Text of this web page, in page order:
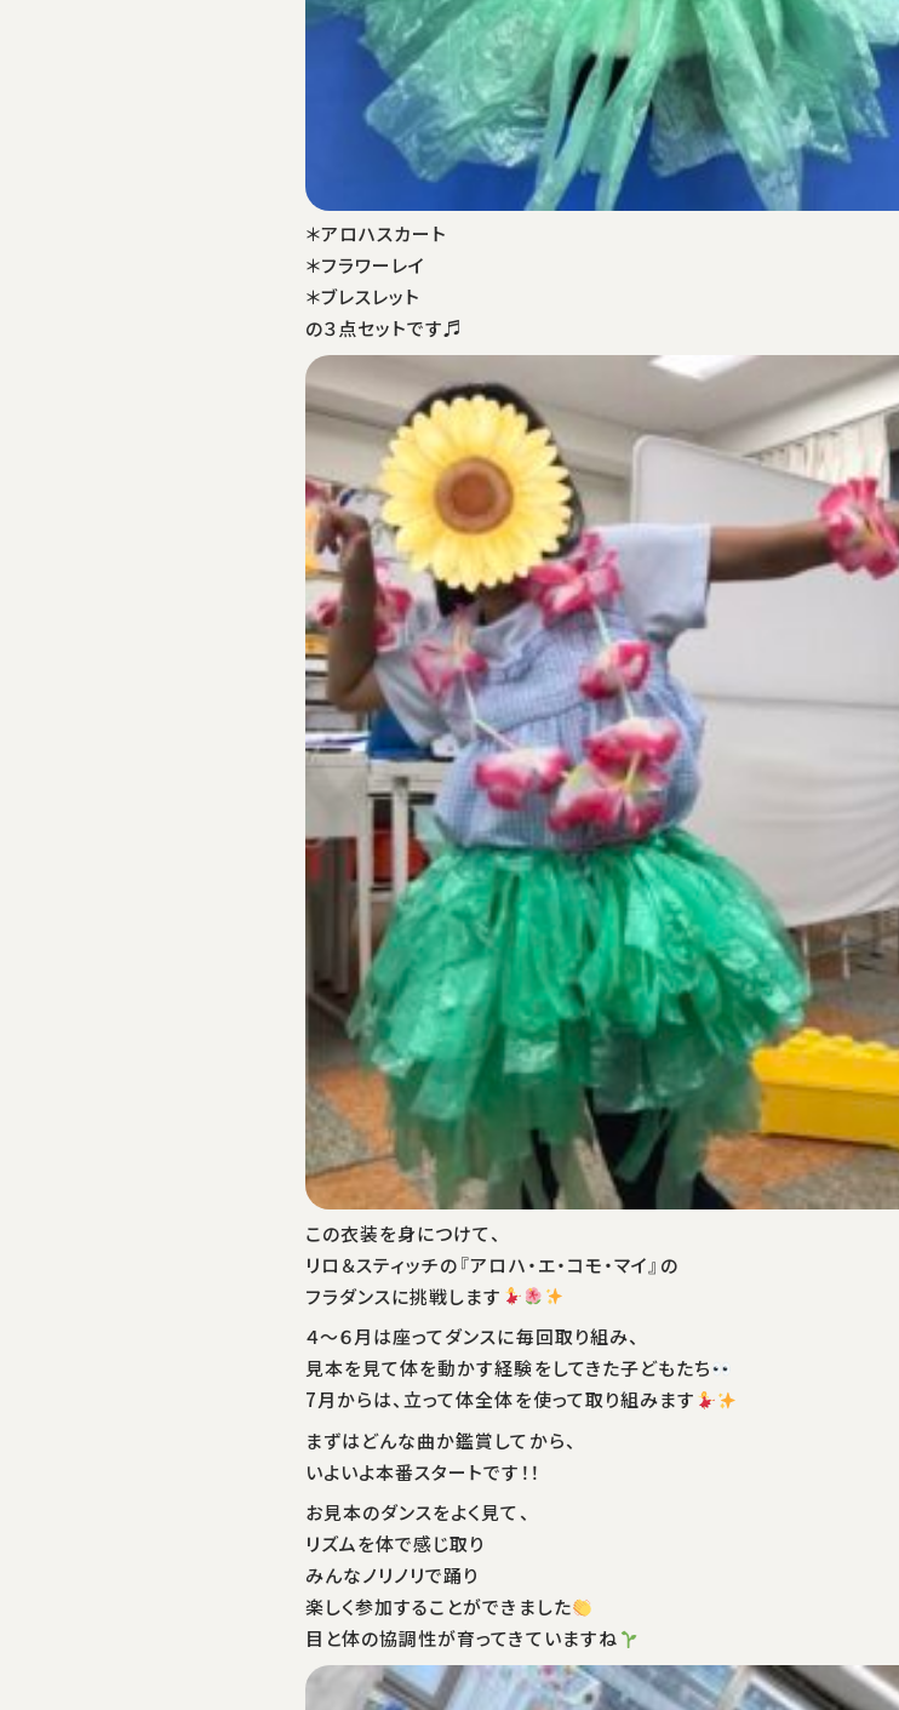
＊アロハスカート
＊フラワーレイ
＊ブレスレット
の３点セットです♬
この衣装を身につけて、
リロ＆スティッチの『アロハ・エ・コモ・マイ』の
フラダンスに挑戦します
４～６月は座ってダンスに毎回取り組み、
見本を見て体を動かす経験をしてきた子どもたち
7月からは、立って体全体を使って取り組みます
まずはどんな曲か鑑賞してから、
いよいよ本番スタートです！！
お見本のダンスをよく見て、
リズムを体で感じ取り
みんなノリノリで踊り
楽しく参加することができました
目と体の協調性が育ってきていますね